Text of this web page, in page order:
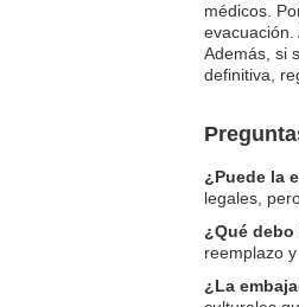
médicos.
Además, si
definitiva,
¿Puede la
legales,
¿Qué
reemplazo
¿La